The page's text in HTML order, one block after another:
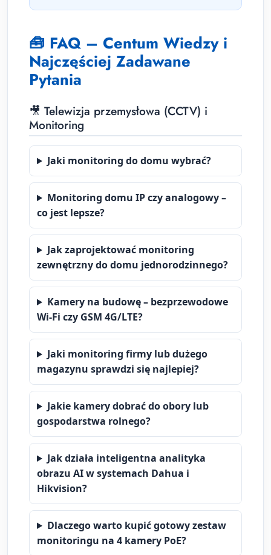
🧰 FAQ – Centum Wiedzy i
Najczęściej Zadawane
Pytania
🎥 Telewizja przemysłowa (CCTV) i
Monitoring
Jaki monitoring do domu wybrać?
Monitoring domu IP czy analogowy –
co jest lepsze?
Jak zaprojektować monitoring
zewnętrzny do domu jednorodzinnego?
Kamery na budowę – bezprzewodowe
Wi-Fi czy GSM 4G/LTE?
Jaki monitoring firmy lub dużego
magazynu sprawdzi się najlepiej?
Jakie kamery dobrać do obory lub
gospodarstwa rolnego?
Jak działa inteligentna analityka
obrazu AI w systemach Dahua i
Hikvision?
Dlaczego warto kupić gotowy zestaw
monitoringu na 4 kamery PoE?